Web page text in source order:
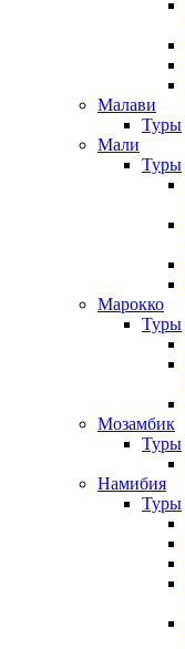
Малави
Туры
Мали
Туры
Марокко
Туры
Мозамбик
Туры
Намибия
Туры